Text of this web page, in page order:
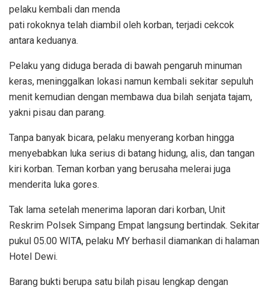
pelaku kembali dan menda
pati rokoknya telah diambil oleh korban, terjadi cekcok
antara keduanya.
Pelaku yang diduga berada di bawah pengaruh minuman
keras, meninggalkan lokasi namun kembali sekitar sepuluh
menit kemudian dengan membawa dua bilah senjata tajam,
yakni pisau dan parang.
Tanpa banyak bicara, pelaku menyerang korban hingga
menyebabkan luka serius di batang hidung, alis, dan tangan
kiri korban. Teman korban yang berusaha melerai juga
menderita luka gores.
Tak lama setelah menerima laporan dari korban, Unit
Reskrim Polsek Simpang Empat langsung bertindak. Sekitar
pukul 05.00 WITA, pelaku MY berhasil diamankan di halaman
Hotel Dewi.
Barang bukti berupa satu bilah pisau lengkap dengan